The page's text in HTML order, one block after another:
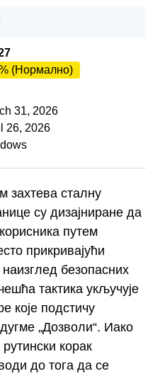
(Нормално)
31, 2026
26, 2026
захтева сталну
су дизајниране да
путем
прикривајући
безопасних
тактика укључује
које подстичу
„Дозволи“. Иако
корак
до тога да се